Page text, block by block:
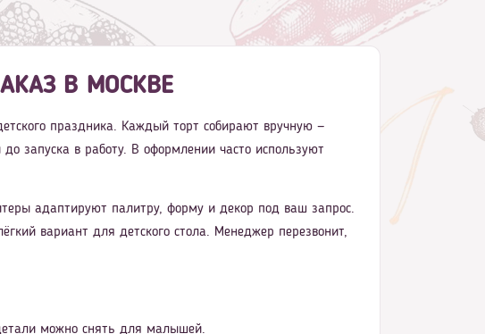
В МОСКВЕ
праздника. Каждый торт собирают вручную —
запуска в работу. В оформлении часто используют
адаптируют палитру, форму и декор под ваш запрос.
вариант для детского стола. Менеджер перезвонит,
можно снять для малышей.